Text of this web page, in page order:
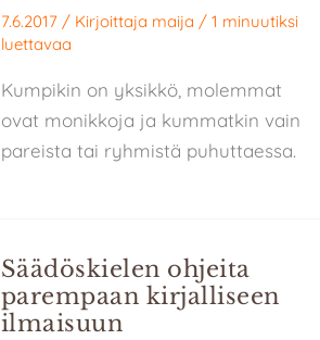
7.6.2017 / Kirjoittaja maija / 1 minuutiksi
luettavaa
Kumpikin on yksikkö, molemmat
ovat monikkoja ja kummatkin vain
pareista tai ryhmistä puhuttaessa.
Säädöskielen ohjeita
parempaan kirjalliseen
ilmaisuun